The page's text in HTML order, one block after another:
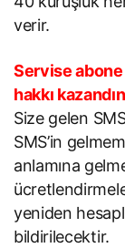
verir.
Servise
hakkı
Size gelen
SMS’in
anlamına
yeniden
bildirilecektir.